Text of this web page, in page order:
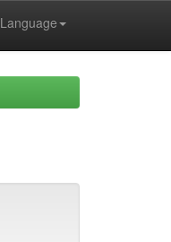
Language